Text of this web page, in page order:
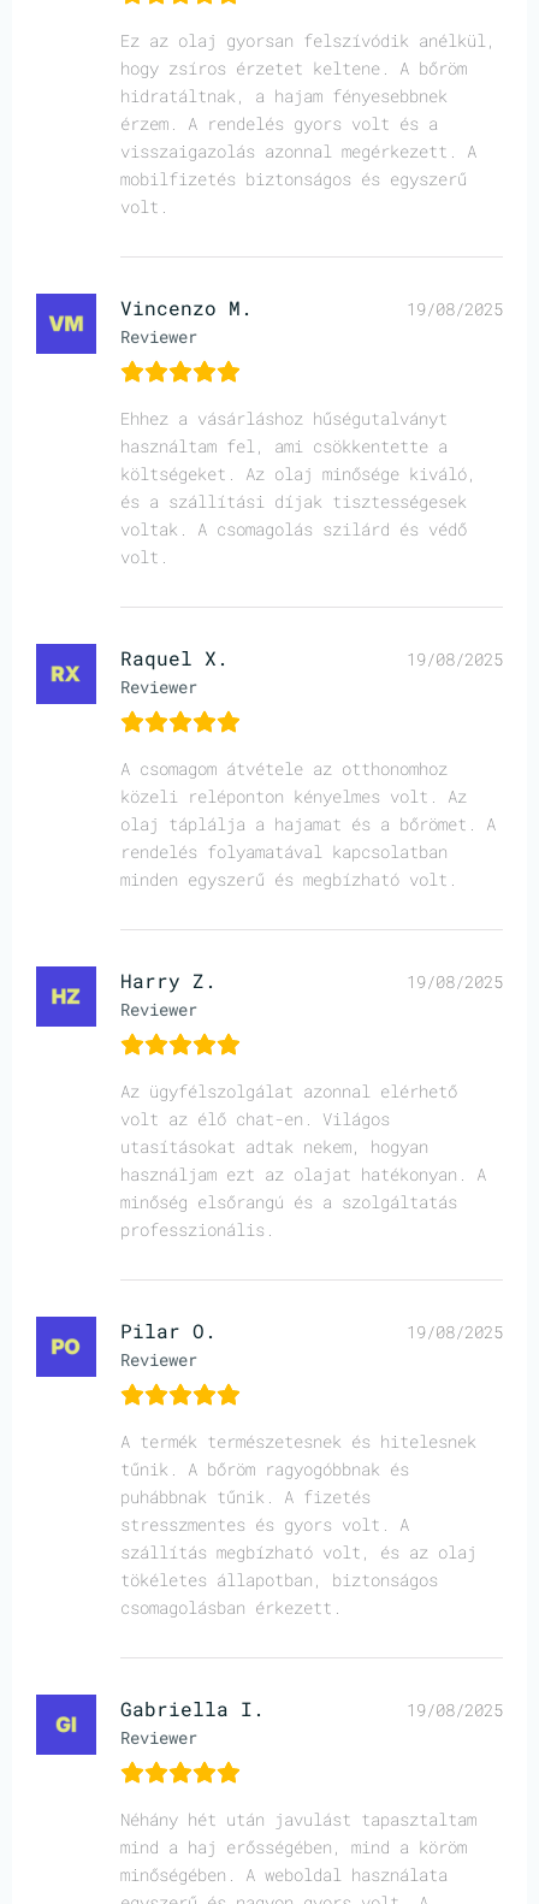
Ez az olaj gyorsan felszívódik anélkül,
hogy zsíros érzetet keltene. A bőröm
hidratáltnak, a hajam fényesebbnek
érzem. A rendelés gyors volt és a
visszaigazolás azonnal megérkezett. A
mobilfizetés biztonságos és egyszerű
volt.
Vincenzo M.
Reviewer
19/08/2025
Ehhez a vásárláshoz hűségutalványt
használtam fel, ami csökkentette a
költségeket. Az olaj minősége kiváló,
és a szállítási díjak tisztességesek
voltak. A csomagolás szilárd és védő
volt.
Raquel X.
Reviewer
19/08/2025
A csomagom átvétele az otthonomhoz
közeli reléponton kényelmes volt. Az
olaj táplálja a hajamat és a bőrömet. A
rendelés folyamatával kapcsolatban
minden egyszerű és megbízható volt.
Harry Z.
Reviewer
19/08/2025
Az ügyfélszolgálat azonnal elérhető
volt az élő chat-en. Világos
utasításokat adtak nekem, hogyan
használjam ezt az olajat hatékonyan. A
minőség elsőrangú és a szolgáltatás
professzionális.
Pilar O.
Reviewer
19/08/2025
A termék természetesnek és hitelesnek
tűnik. A bőröm ragyogóbbnak és
puhábbnak tűnik. A fizetés
stresszmentes és gyors volt. A
szállítás megbízható volt, és az olaj
tökéletes állapotban, biztonságos
csomagolásban érkezett.
Gabriella I.
Reviewer
19/08/2025
Néhány hét után javulást tapasztaltam
mind a haj erősségében, mind a köröm
minőségében. A weboldal használata